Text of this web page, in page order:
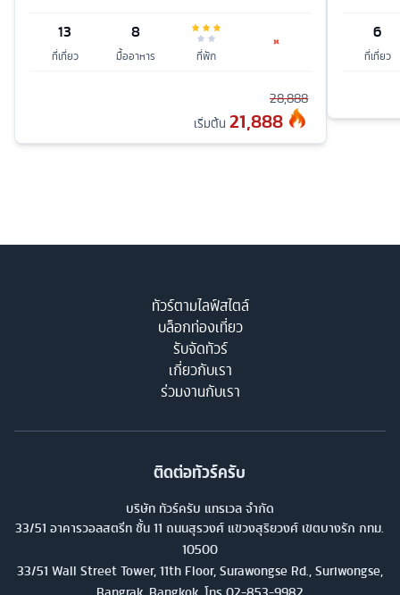
13
ที่เที่ยว
8
มื้ออาหาร ที่พัก
28,888
เริ่มต้น 21,888
6
ที่เที่ยว
ทัวร์ตามไลฟ์สไตล์
บล็อกท่องเที่ยว
รับจัดทัวร์
เกี่ยวกับเรา
ร่วมงานกับเรา
ติดต่อทัวร์ครับ
บริษัท ทัวร์ครับ แทรเวล จำกัด
33/51 อาคารวอลสตรีท ชั้น 11 ถนนสุรวงศ์ แขวงสุริยวงศ์ เขตบางรัก กทม.
10500
33/51 Wall Street Tower, 11th Floor, Surawongse Rd., Suriwongse,